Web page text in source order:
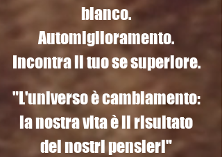
bianco.
Automiglioramento.
Incontra il tuo se superiore.
"L'universo è cambiamento:
la nostra vita è il risultato
dei nostri pensieri"